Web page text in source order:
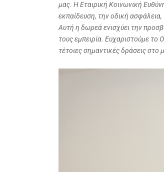
μας. Η Εταιρική Κοινωνική
εκπαίδευση, την οδική
Αυτή η δωρεά ενισχύει την
τους εμπειρία. Ευχαριστούμε
τέτοιες σημαντικές δράσεις στο